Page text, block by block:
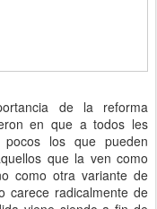
de la reforma
en que a todos les
los que pueden
que la ven como
como otra variante de
carece radicalmente de